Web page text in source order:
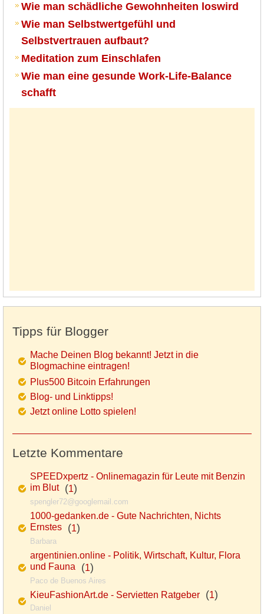
Wie man schädliche Gewohnheiten loswird
Wie man Selbstwertgefühl und
Selbstvertrauen aufbaut?
Meditation zum Einschlafen
Wie man eine gesunde Work-Life-Balance
schafft
Tipps für Blogger
Mache Deinen Blog bekannt! Jetzt in die
Blogmachine eintragen!
Plus500 Bitcoin Erfahrungen
Blog- und Linktipps!
Jetzt online Lotto spielen!
Letzte Kommentare
SPEEDxpertz - Onlinemagazin für Leute mit Benzin
im Blut(1)
spengler72@googlemail.com
1000-gedanken.de - Gute Nachrichten, Nichts
Ernstes (1)
Barbara
argentinien.online - Politik, Wirtschaft, Kultur, Flora
und Fauna (1)
Paco de Buenos Aires
KieuFashionArt.de - Servietten Ratgeber (1)
Daniel